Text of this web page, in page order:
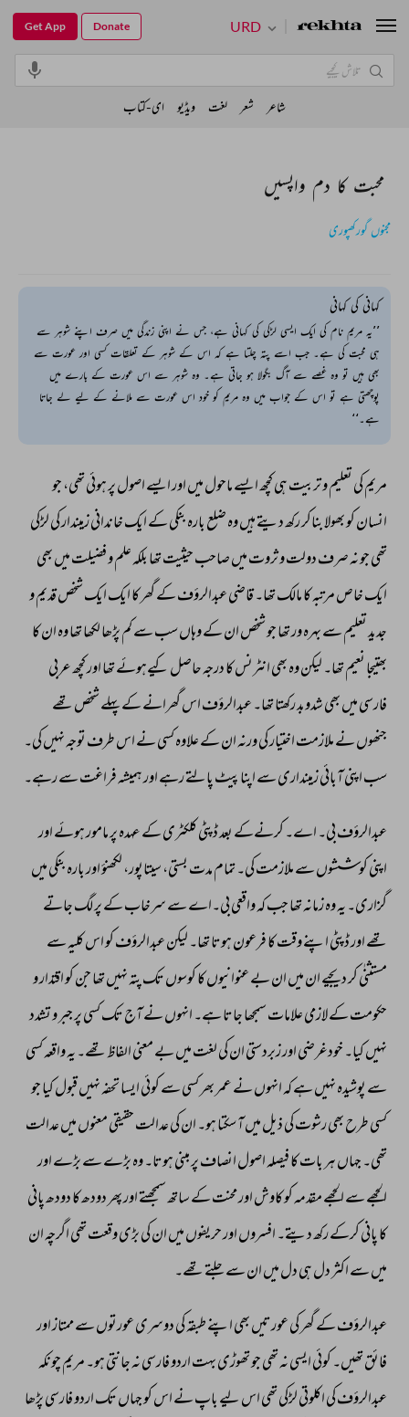
محبت کا دم واپسیں
مجنوں گورکھپوری
کہانی کی کہانی
’’یہ مریم نام کی ایک ایسی لڑکی کی کہانی ہے، جس نے اپنی زندگی میں صرف اپنے شوہر سے
ہی محبت کی ہے۔ جب اسے پتہ چلتا ہے کہ اس کے شوہر کے تعلقات کسی اور عورت سے
بھی ہیں تو وہ غصے سے آگ بگولا ہو جاتی ہے۔ وہ شوہر سے اس عورت کے بارے میں
پوچھتی ہے تو اس کے جواب میں وہ مریم کو خود اس عورت سے ملانے کے لیے لے جاتا
ہے۔‘‘
مریم کی تعلیم و تربیت ہی کچھ ایسے ماحول میں اور ایسے اصول پر ہوئی تھی، جو
انسان کو بھولا بناکر رکھ دیتے ہیں وہ ضلع بارہ بنکی کے ایک خاندانی زمیندار کی لڑکی
تھی جو نہ صرف دولت و ثروت میں صاحب حیثیت تھا بلکہ علم و فضیلت میں بھی
ایک خاص مرتبہ کا مالک تھا۔ قاضی عبدالرؤف کے گھر کا ایک ایک شخص قدیم و
جدید تعلیم سے بہرہ ور تھا جو شخص ان کے وہاں سب سے کم پڑھا لکھا تھا وہ ان کا
بھتیجا نعیم تھا۔ لیکن وہ بھی انٹرنس کا درجہ حاصل کیےہوئے تھا اور کچھ عربی
فارسی میں بھی شدوبد رکھتا تھا۔ عبدالرؤف اس گھرانے کے پہلے شخص تھے
جنھوں نے ملازمت اختیار کی ورنہ ان کے علاوہ کسی نے اس طرف توجہ نہیں کی۔
سب اپنی آبائی زمینداری سے اپنا پیٹ پالتے رہے اور ہمیشہ فراغت سے رہے۔
عبدالرؤف بی۔ اے۔ کرنےکے بعد ڈپٹی کلکٹری کے عہدہ پر مامور ہوئے اور
اپنی کوششوں سے ملازمت کی۔ تمام مدت بستی، سیتاپور، لکھنؤ اور بارہ بنکی میں
گزاری۔ یہ وہ زمانہ تھا جب کہ واقعی بی۔اے سے سرخاب کے پر لگ جاتے
تھے اور ڈپٹی اپنے وقت کا فرعون ہوتا تھا۔ لیکن عبدالرؤف کو اس کلیہ سے
مستثنٰی کر دیجیے ان میں ان بے عنوانیوں کا کوسوں تک پتہ نہیں تھا جن کو اقتدار و
حکومت کے لازمی علامات سمجھا جاتا ہے۔ انہوں نے آج تک کسی پر جبر و تشدد
نہیں کیا۔ خودغرضی اور زبردستی ان کی لغت میں بے معنی الفاظ تھے۔ یہ واقعہ کسی
سے پوشیدہ نہیں ہے کہ انہوں نے عمر بھر کسی سے کوئی ایسا تحفہ نہیں قبول کیا جو
کسی طرح بھی رشوت کی ذیل میں آ سکتا ہو۔ ان کی عدالت حقیقی معنوں میں عدالت
تھی۔ جہاں ہر بات کا فیصلہ اصول انصاف پر مبنی ہوتا۔ وہ بڑے سے بڑے اور
الجھے سے الجھے مقدمہ کو کاوش اور محنت کے ساتھ سمجھتے اور پھر دودھ کا دودھ پانی
کا پانی کرکے رکھ دیتے۔ افسروں اور حریفوں میں ان کی بڑی وقعت تھی اگرچہ ان
میں سے اکثر دل ہی دل میں ان سے جلتے تھے۔
عبدالرؤف کے گھر کی عورتیں بھی اپنے طبقہ کی دوسری عورتوں سے ممتاز اور
فائق تھیں۔ کوئی ایسی نہ تھی جو تھوڑی بہت اردو فارسی نہ جانتی ہو۔ مریم چونکہ
عبدالرؤف کی اکلوتی لڑکی تھی اس لیے باپ نے اس کو جہاں تک اردو فارسی پڑھا
URD
Get App Donate
شاعر شعر لغت ویڈیو ای-کتاب